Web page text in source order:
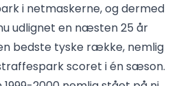
i netmaskerne, og dermed
udlignet en næsten 25 år
bedste tyske række, nemlig
scoret i én sæson.